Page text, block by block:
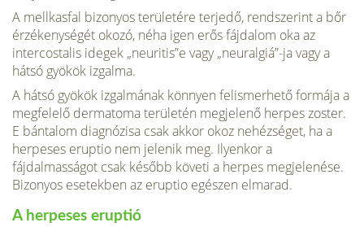
A mellkasfal bizonyos területére terjedő, rendszerint a bőr
érzékenységét okozó, néha igen erős fájdalom oka az
intercostalis idegek „neuritis”e vagy „neuralgiá”-ja vagy a
hátsó gyökök izgalma.
A hátsó gyökök izgalmának könnyen felismerhető formája a
megfelelő dermatoma területén megjelenő herpes zoster.
E bántalom diagnózisa csak akkor okoz nehézséget, ha a
herpeses eruptio nem jelenik meg. Ilyenkor a
fájdalmasságot csak később követi a herpes megjelenése.
Bizonyos esetekben az eruptio egészen elmarad.
A herpeses eruptió